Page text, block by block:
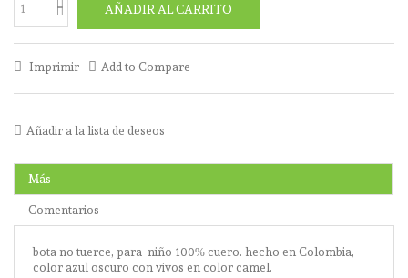
AÑADIR AL CARRITO
Imprimir Add to Compare
Añadir a la lista de deseos
Más
Comentarios
bota no tuerce, para niño 100% cuero. hecho en Colombia,
color azul oscuro con vivos en color camel.